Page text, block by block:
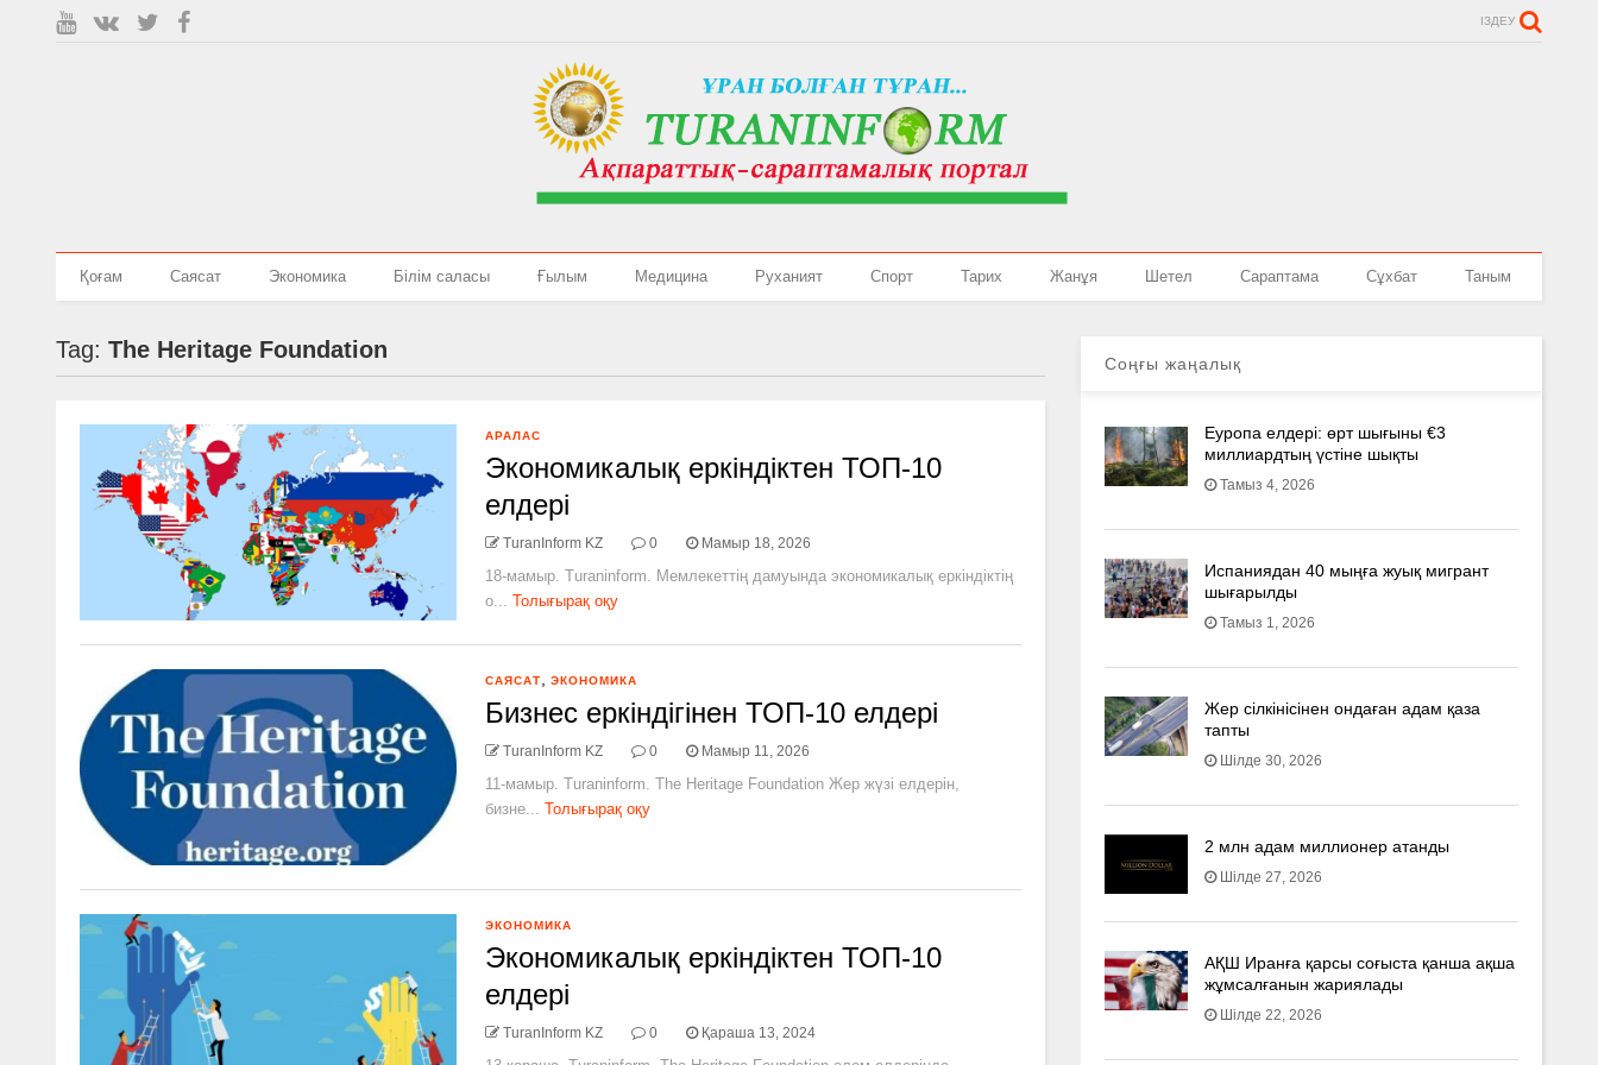
ІЗДЕУ
Қоғам Саясат Экономика Білім саласы Ғылым Медицина Руханият Спорт Тарих Жанұя Шетел Сараптама Сұхбат Таным
Tag:The Heritage Foundation
АРАЛАС
Экономикалық еркіндіктен ТОП-10
елдері
TuranInform KZ 0 Мамыр 18, 2026
18-мамыр. Turaninform. Мемлекеттің дамуында экономикалық еркіндіктің
о... Толығырақ оқу
САЯСАТ ЭКОНОМИКА
Бизнес еркіндігінен ТОП-10 елдері
TuranInform KZ 0 Мамыр 11, 2026
11-мамыр. Turaninform. The Heritage Foundation Жер жүзі елдерін,
бизне... Толығырақ оқу
ЭКОНОМИКА
Экономикалық еркіндіктен ТОП-10
елдері
TuranInform KZ 0 Қараша 13, 2024
Соңғы жаңалық
Еуропа елдері: өрт шығыны €3
миллиардтың үстіне шықты
Тамыз 4, 2026
Испаниядан 40 мыңға жуық мигрант
шығарылды
Тамыз 1, 2026
Жер сілкінісінен ондаған адам қаза
тапты
Шілде 30, 2026
2 млн адам миллионер атанды
Шілде 27, 2026
АҚШ Иранға қарсы соғыста қанша ақша
жұмсалғанын жариялады
Шілде 22, 2026